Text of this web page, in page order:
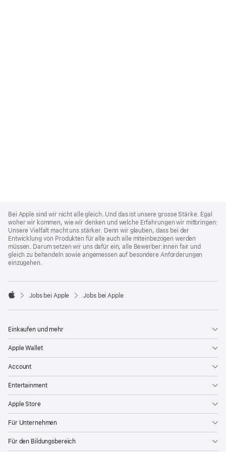
Footer
Bei Apple sind wir nicht alle gleich. Und das ist unsere grosse Stärke. Egal
woher wir kommen, wie wir denken und welche Erfahrungen wir mitbringen:
Unsere Vielfalt macht uns stärker. Denn wir glauben, dass bei der
Entwicklung von Produkten für alle auch alle miteinbezogen werden
müssen. Darum setzen wir uns dafür ein, alle Bewerber:innen fair und
gleich zu behandeln sowie angemessen auf besondere Anforderungen
einzugehen.

Jobs bei Apple Jobs bei Apple
Einkaufen und mehr
Apple Wallet
Account
Entertainment
Apple Store
Für Unternehmen
Für den Bildungsbereich